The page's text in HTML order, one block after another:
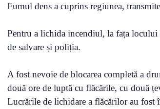
Fumul dens a cuprins regiunea,
Pentru a lichida incendiul, la fața
de salvare și poliția.
A fost nevoie de blocarea completă a
două ore de luptă cu flăcările, cu două
Lucrările de lichidare a flăcărilor au fost